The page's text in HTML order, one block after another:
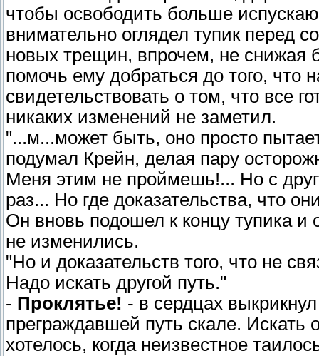
чтобы освободить больше
внимательно оглядел тупик перед
новых трещин, впрочем, не снижая
помочь ему добраться до того, что
свидетельствовать о том, что все
никаких изменений не заметил.
"...м...может быть, оно просто
подумал Крейн, делая пару
Меня этим не проймешь!... Но с
раз... Но где доказательства, что
Он вновь подошел к концу тупика
не изменились.
"Но и доказательств того, что не
Надо искать другой путь."
- Проклятье! - в сердцах
преграждавшей путь скале. Искать
хотелось, когда неизвестное